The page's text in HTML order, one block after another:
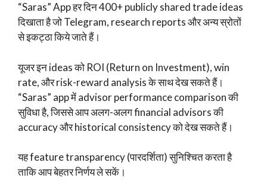
“Saras” App हर दिन 400+ publicly shared trade ideas
दिखाता है जो Telegram, research reports और अन्य स्रोतों
से इकट्ठा किये जाते हैं।
यूजर इन ideas को ROI (Return on Investment), win
rate, और risk-reward analysis के साथ देख सकते हैं।
“Saras” app में advisor performance comparison की
सुविधा है, जिससे आप अलग-अलग financial advisors की
accuracy और historical consistency को देख सकते हैं।
यह feature transparency (पारदर्शिता) सुनिश्चित करता है
ताकि आप बेहतर निर्णय ले सकें।